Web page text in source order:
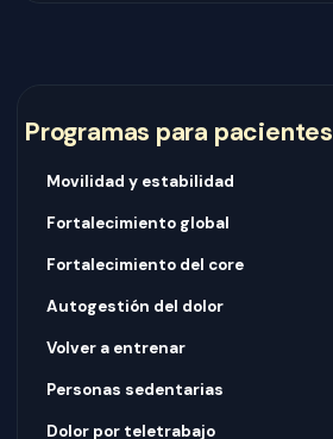
Programas para pacientes
Movilidad y estabilidad
Fortalecimiento global
Fortalecimiento del core
Autogestión del dolor
Volver a entrenar
Personas sedentarias
Dolor por teletrabajo